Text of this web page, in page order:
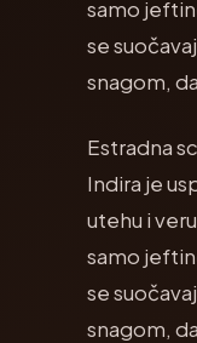
samo
se
snagom,
Estradna
Indira je
utehu i
samo
se
snagom,